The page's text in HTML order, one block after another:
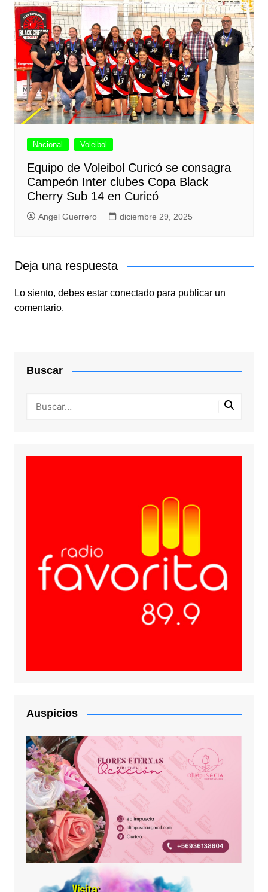
Nacional Voleibol
Equipo de Voleibol Curicó se consagra
Campeón Inter clubes Copa Black
Cherry Sub 14 en Curicó
Angel Guerrero diciembre 29, 2025
Deja una respuesta
Lo siento, debes estar conectadopara publicar un
comentario.
Buscar
Auspicios